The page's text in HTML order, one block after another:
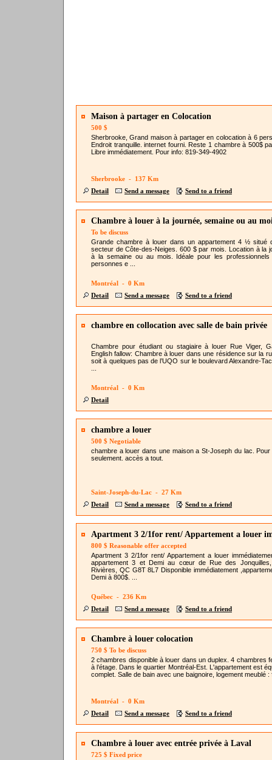
Maison à partager en Colocation
500 $
Sherbrooke, Grand maison à partager en colocation à 6
Endroit tranquille. internet fourni. Reste 1 chambre à 500$
Libre immédiatement. Pour info: 819-349-4902
Sherbrooke - 137 Km
Detail
Send a message Send to a friend
Chambre à louer à la journée, semaine ou au
To be discuss
Grande chambre à louer dans un appartement 4 ½ situé
secteur de Côte-des-Neiges. 600 $ par mois. Location à la
à la semaine ou au mois. Idéale pour les
personnes e ...
Montréal - 0 Km
Detail
Send a message Send to a friend
chambre en collocation avec salle de bain privée
Chambre pour étudiant ou stagiaire à louer Rue Viger,
English fallow: Chambre à louer dans une résidence sur la
soit à quelques pas de l’UQO sur le boulevard Alexandre-
Montréal - 0 Km
Detail
chambre a louer
500 $ Negotiable
chambre a louer dans une maison a St-Joseph du lac. Pour
seulement. accès a tout.
Saint-Joseph-du-Lac - 27 Km
Detail
Send a message Send to a friend
Apartment 3 2/1for rent/ Appartement a louer
800 $ Reasonable offer accepted
Apartment 3 2/1for rent/ Appartement a louer
appartement 3 et Demi au cœur de Rue des
Rivières, QC G8T 8L7 Disponible immédiatement
Demi à 800$. ...
Québec - 236 Km
Detail
Send a message Send to a friend
Chambre à louer colocation
750 $ To be discuss
2 chambres disponible à louer dans un duplex. 4 chambres
à l’étage. Dans le quartier Montréal-Est. L'appartement est
complet. Salle de bain avec une baignoire, logement meublé :
Montréal - 0 Km
Detail
Send a message Send to a friend
Chambre à louer avec entrée privée à Laval
725 $ Fixed price